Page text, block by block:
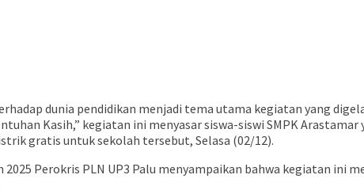
dunia pendidikan menjadi tema utama kegiatan yang
Kasih,” kegiatan ini menyasar siswa-siswi SMPK
gratis untuk sekolah tersebut, Selasa (02/12).
Perokris PLN UP3 Palu menyampaikan bahwa kegiatan ini